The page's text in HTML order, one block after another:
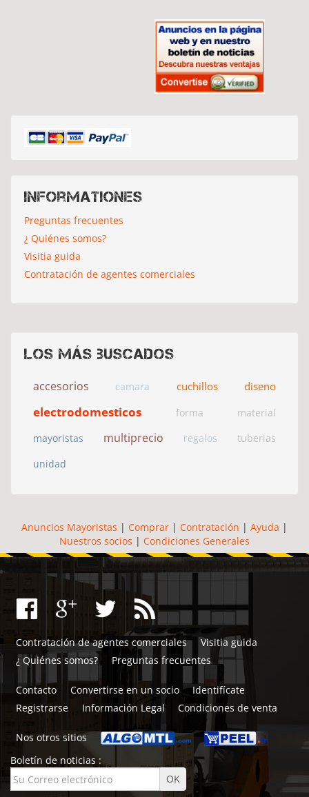
Informationes
Preguntas frecuentes
¿ Quiénes somos?
Visitia guida
Contratación de agentes comerciales
Los más buscados
accesorios camara cuchillos diseno
electrodomesticos forma
material
mayoristas
multiprecio regalos
tuberias
unidad
Anuncios Mayoristas | Comprar | Contratación | Ayuda |
Nuestros socios | Condiciones Generales
Contratación de agentes comerciales
Visitia guida
¿ Quiénes somos?
Preguntas frecuentes
Contacto Convertirse en un socio
Identifícate
Registrarse
Información Legal Condiciones de venta
Nos otros sitios
Boletín de noticias :